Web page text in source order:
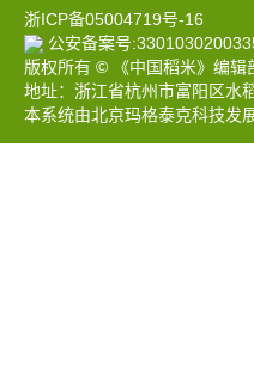
浙ICP备05004719号-16
公安备案号
版权所有 © 《中国稻米》编辑
地址：浙江省杭州市富阳区
本系统由北京玛格泰克科技发